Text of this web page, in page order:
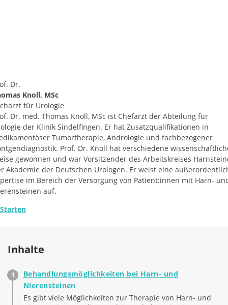
Dr.
Knoll, MSc
für Urologie
Dr. med. Thomas Knoll, MSc ist Chefarzt der Abteilung für
der Klinik Sindelfingen. Er hat Zusatzqualifikationen in
Tumortherapie, Andrologie und fachbezogener
Prof. Dr. Knoll hat verschiedene
gewonnen und war Vorsitzender des Arbeitskreises
Akademie der Deutschen Urologen. Er weist eine
im Bereich der Versorgung von Patient:innen mit Harn-
auf.
Starten
Inhalte
Behandlungsmöglichkeiten bei Harn- und
Nierensteinen
Es gibt viele Möglichkeiten zur Therapie von Harn- und